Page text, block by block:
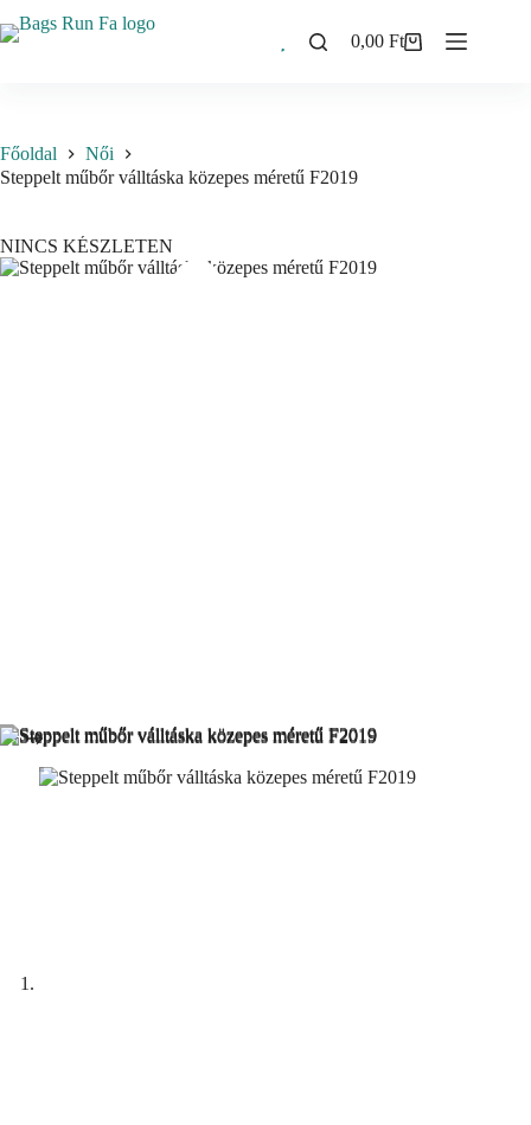
to
Shopping
0,00Ft
Főoldal
Női
Steppelt műbőr válltáska közepes méretű F2019
NINCS KÉSZLETEN